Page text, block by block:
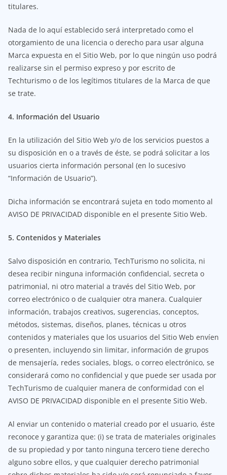
titulares.
Nada de lo aquí establecido será interpretado como el
otorgamiento de una licencia o derecho para usar alguna
Marca expuesta en el Sitio Web, por lo que ningún uso podrá
realizarse sin el permiso expreso y por escrito de
Techturismo o de los legítimos titulares de la Marca de que
se trate.
4. Información del Usuario
En la utilización del Sitio Web y/o de los servicios puestos a
su disposición en o a través de éste, se podrá solicitar a los
usuarios cierta información personal (en lo sucesivo
“Información de Usuario”).
Dicha información se encontrará sujeta en todo momento al
AVISO DE PRIVACIDAD disponible en el presente Sitio Web.
5. Contenidos y Materiales
Salvo disposición en contrario, TechTurismo no solicita, ni
desea recibir ninguna información confidencial, secreta o
patrimonial, ni otro material a través del Sitio Web, por
correo electrónico o de cualquier otra manera. Cualquier
información, trabajos creativos, sugerencias, conceptos,
métodos, sistemas, diseños, planes, técnicas u otros
contenidos y materiales que los usuarios del Sitio Web envíen
o presenten, incluyendo sin limitar, información de grupos
de mensajería, redes sociales, blogs, o correo electrónico, se
considerará como no confidencial y que puede ser usada por
TechTurismo de cualquier manera de conformidad con el
AVISO DE PRIVACIDAD disponible en el presente Sitio Web.
Al enviar un contenido o material creado por el usuario, éste
reconoce y garantiza que: (i) se trata de materiales originales
de su propiedad y por tanto ninguna tercero tiene derecho
alguno sobre ellos, y que cualquier derecho patrimonial